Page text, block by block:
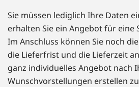
Sie müssen lediglich Ihre Daten
erhalten Sie ein Angebot für eine
Im Anschluss können Sie noch
die Lieferfrist und die Lieferzeit
ganz individuelles Angebot nach
Wunschvorstellungen erstellen